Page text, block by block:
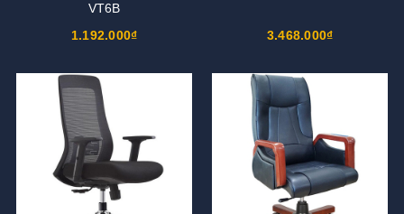
VT6B
1.192.000₫
3.468.000₫